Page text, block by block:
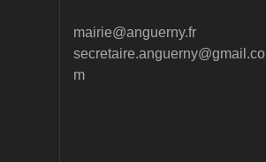
mairie@anguerny.fr
secretaire.anguerny@gmail.co
m